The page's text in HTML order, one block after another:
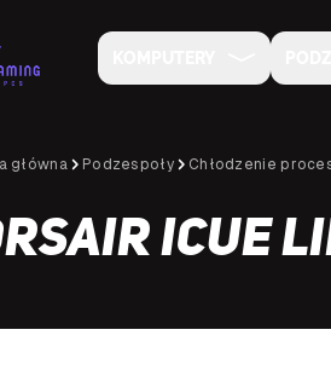
główna Podzespoły Chłodzenie
iCUE